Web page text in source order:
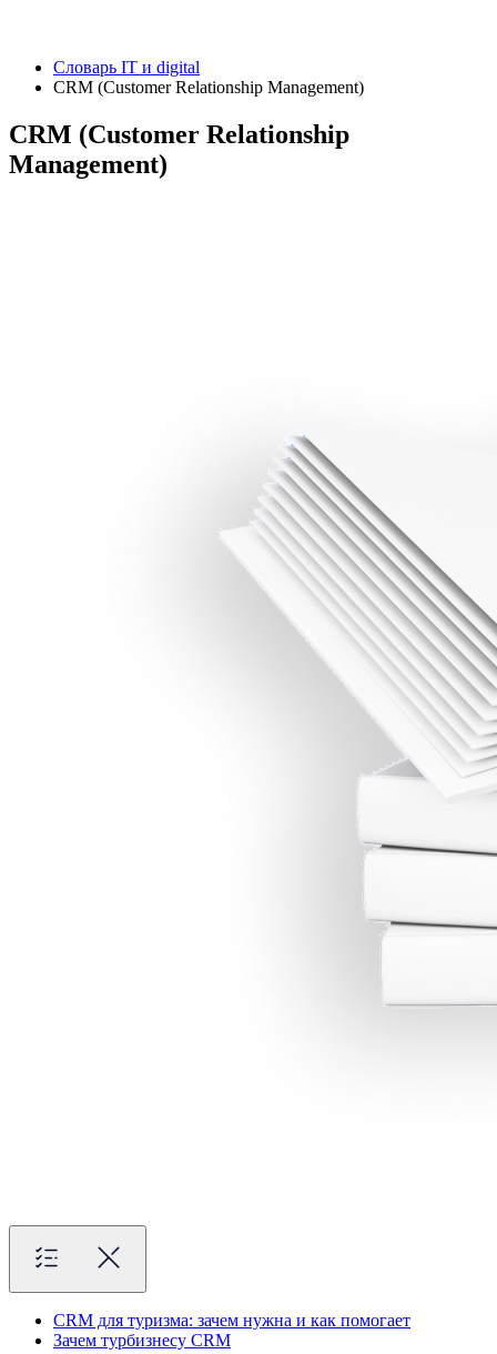
Словарь IT и digital
CRM (Customer Relationship Management)
CRM (Customer Relationship
Management)
CRM для туризма: зачем нужна и как помогает
Зачем турбизнесу CRM